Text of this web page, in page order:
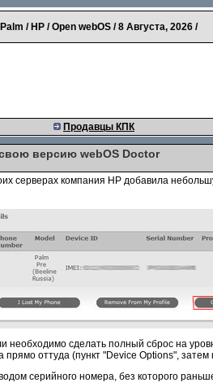
/ HP / Open webOS /8 Августа, 2026 /
Продавцы КПК
версию webOS Doctor
серверах компания HP добавила
необходимо сделать полный сброс на
прямо оттуда (пункт "Device Options",
серийного номера, без которого